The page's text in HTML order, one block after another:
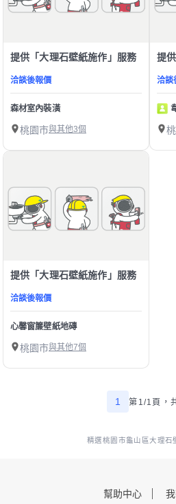
提供「大理石壁紙施作」服務
洽談後報價
森材室內裝潢
桃園市與其他3個
提
洽談
提供「大理石壁紙施作」服務
洽談後報價
心馨窗簾壁紙地磚
桃園市與其他7個
1 第1/1頁，
精選桃園市龜山區大理石
幫助中心